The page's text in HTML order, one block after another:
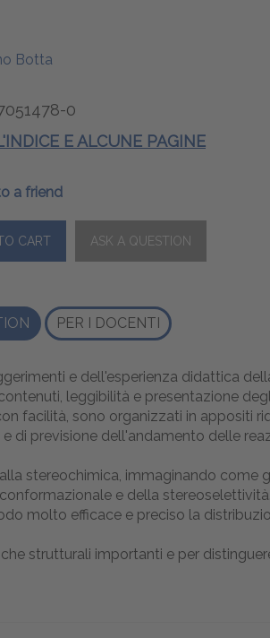
Botta
0
E ALCUNE PAGINE
a friend
PER I DOCENTI
e dell'esperienza didattica
leggibilità e presentazione
facilità, sono organizzati in appositi
di previsione dell'andamento delle
stereochimica, immaginando come
e della stereoselettività.
molto efficace e preciso la
strutturali importanti e per